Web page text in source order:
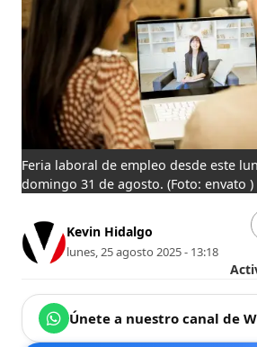
Feria laboral de empleo desde este
domingo 31 de agosto.(Foto: envato )
Kevin Hidalgo
lunes, 25 agosto 2025 - 13:18
Únete a nuestro canal de